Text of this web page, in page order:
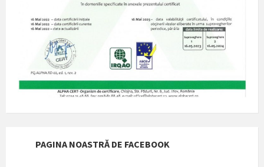
PAGINA NOASTRĂ DE FACEBOOK